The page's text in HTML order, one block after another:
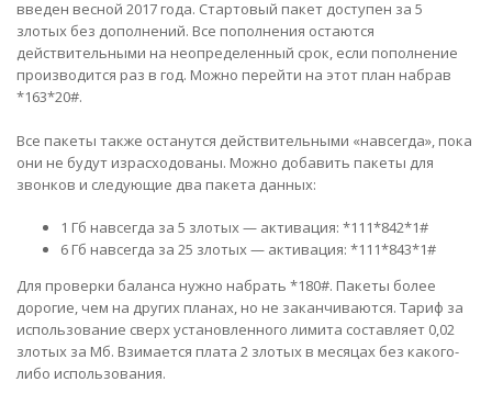
введен весной 2017 года. Стартовый пакет доступен за 5
злотых без дополнений. Все пополнения остаются
действительными на неопределенный срок, если пополнение
производится раз в год. Можно перейти на этот план набрав
*163*20#.
Все пакеты также останутся действительными «навсегда», пока
они не будут израсходованы. Можно добавить пакеты для
звонков и следующие два пакета данных:
1 Гб навсегда за 5 злотых — активация: *111*842*1#
6 Гб навсегда за 25 злотых — активация: *111*843*1#
Для проверки баланса нужно набрать *180#. Пакеты более
дорогие, чем на других планах, но не заканчиваются. Тариф за
использование сверх установленного лимита составляет 0,02
злотых за Мб. Взимается плата 2 злотых в месяцах без какого-
либо использования.